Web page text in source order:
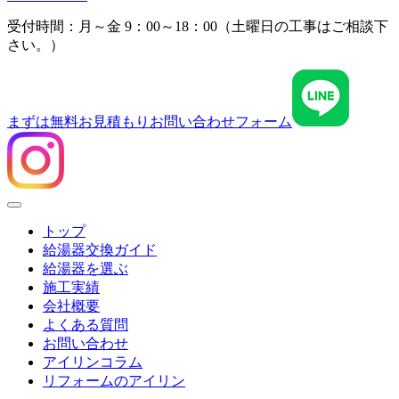
受付時間：月～金 9：00～18：00（土曜日の工事はご相談下
さい。）
まずは無料お見積もり お問い合わせフォーム
Menu
トップ
給湯器交換ガイド
給湯器を選ぶ
施工実績
会社概要
よくある質問
お問い合わせ
アイリンコラム
リフォームのアイリン